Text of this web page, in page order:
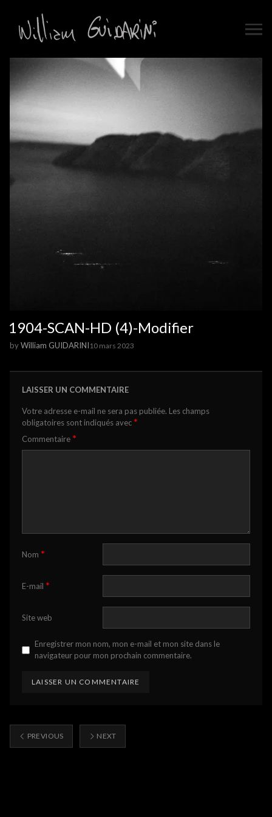
1904-SCAN-HD (4)-Modifier
byWilliam GUIDARINI 10 mars 2023
LAISSER UN COMMENTAIRE
Votre adresse e-mail ne sera pas publiée. Les champs
obligatoires sont indiqués avec *
Commentaire *
Nom *
E-mail *
Site web
Enregistrer mon nom, mon e-mail et mon site dans le
navigateur pour mon prochain commentaire.
PREVIOUS NEXT